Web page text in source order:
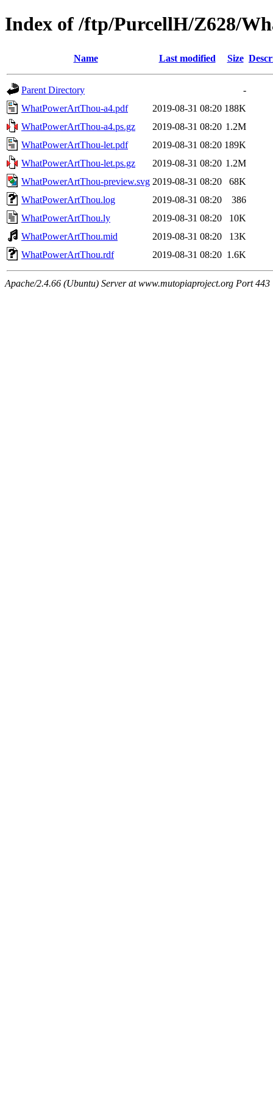
Index of /ftp/PurcellH/Z628/
Name Last modified Size
Parent Directory
-
WhatPowerArtThou-a4.pdf
2019-08-31 08:20 188K
WhatPowerArtThou-a4.ps.gz
2019-08-31 08:20 1.2M
WhatPowerArtThou-let.pdf
2019-08-31 08:20 189K
WhatPowerArtThou-let.ps.gz
2019-08-31 08:20 1.2M
WhatPowerArtThou-preview.svg 2019-08-31 08:20
68K
WhatPowerArtThou.log
2019-08-31 08:20
386
WhatPowerArtThou.ly
2019-08-31 08:20
10K
WhatPowerArtThou.mid
2019-08-31 08:20
13K
WhatPowerArtThou.rdf
2019-08-31 08:20 1.6K
Apache/2.4.66 (Ubuntu) Server at www.mutopiaproject.org Port 443